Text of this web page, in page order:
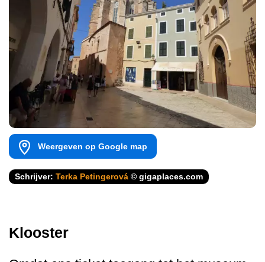
Weergeven op Google map
Schrijver: Terka Petingerová © gigaplaces.com
Klooster